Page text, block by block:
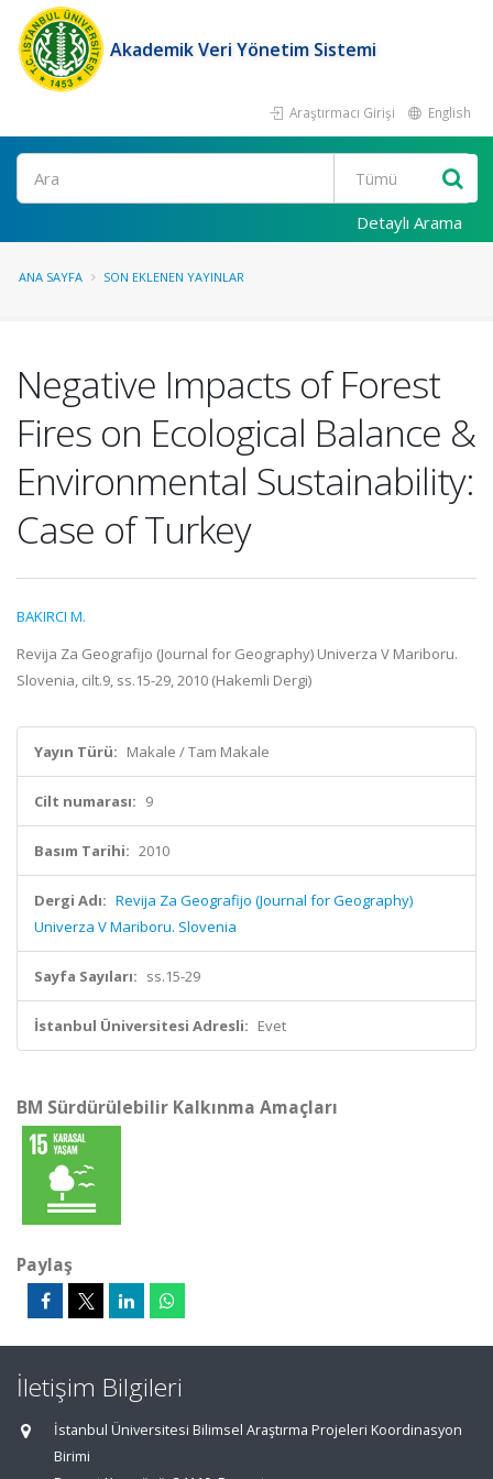
Akademik Veri Yönetim Sistemi
Araştırmacı Girişi English
Ara
Detaylı Arama
ANA SAYFA SON EKLENEN YAYINLAR
Negative Impacts of Forest
Fires on Ecological Balance &
Environmental Sustainability:
Case of Turkey
BAKIRCI M.
Revija Za Geografijo (Journal for Geography) Univerza V Mariboru.
Slovenia, cilt.9, ss.15-29, 2010 (Hakemli Dergi)
Yayın Türü: Makale / Tam Makale
Cilt numarası: 9
Basım Tarihi: 2010
Dergi Adı: Revija Za Geografijo (Journal for Geography)
Univerza V Mariboru. Slovenia
Sayfa Sayıları: ss.15-29
İstanbul Üniversitesi Adresli: Evet
BM Sürdürülebilir Kalkınma Amaçları
Paylaş
İletişim Bilgileri
İstanbul Üniversitesi Bilimsel Araştırma Projeleri Koordinasyon
Birimi